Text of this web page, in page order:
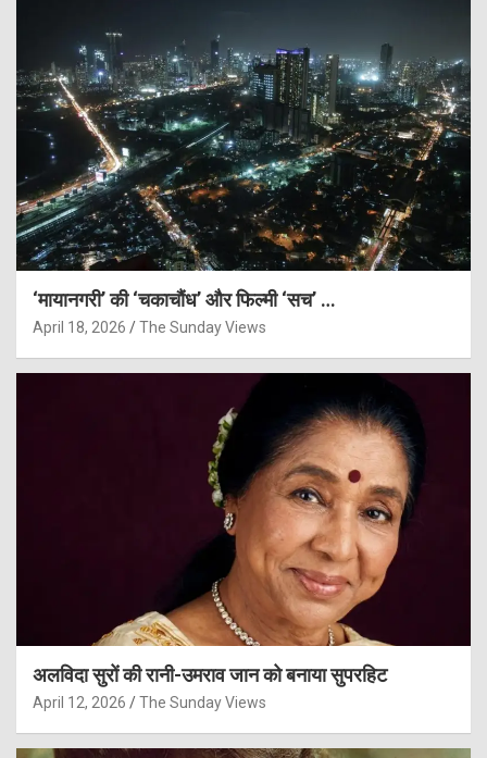
‘मायानगरी’ की ‘चकाचौंध’ और फिल्मी ‘सच’ …
April 18, 2026 The Sunday Views
अलविदा सुरों की रानी-उमराव जान को बनाया सुपरहिट
April 12, 2026 The Sunday Views